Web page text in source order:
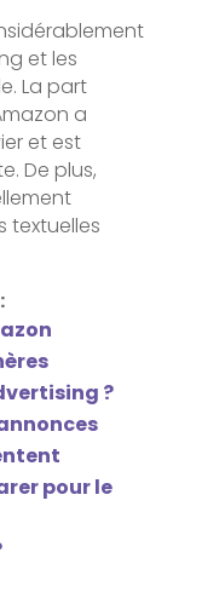
et les
La part
a
et est
De plus,
textuelles
?
pour le